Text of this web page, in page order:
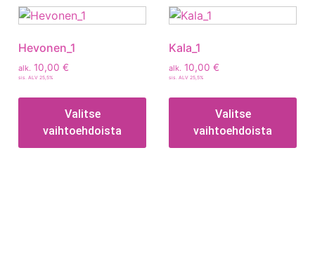
Hevonen_1
alk. 10,00 €
sis. ALV 25,5%
Valitse
vaihtoehdoista
Kala_1
alk. 10,00 €
sis. ALV 25,5%
Valitse
vaihtoehdoista